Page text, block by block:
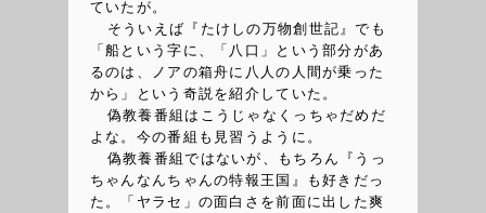
ていたが。
そういえば『たけしの万物創世記』でも
「船という字に、「八口」という部分があ
るのは、ノアの箱舟に八人の人間が乗った
から」という奇説を紹介していた。
偽教養番組はこうじゃなくっちゃだめだ
よな。今の番組も見習うように。
偽教養番組ではないが、もちろん『うっ
ちゃんなんちゃんの特報王国』も好きだっ
た。「ヤラセ」の面白さを前面に出した爽